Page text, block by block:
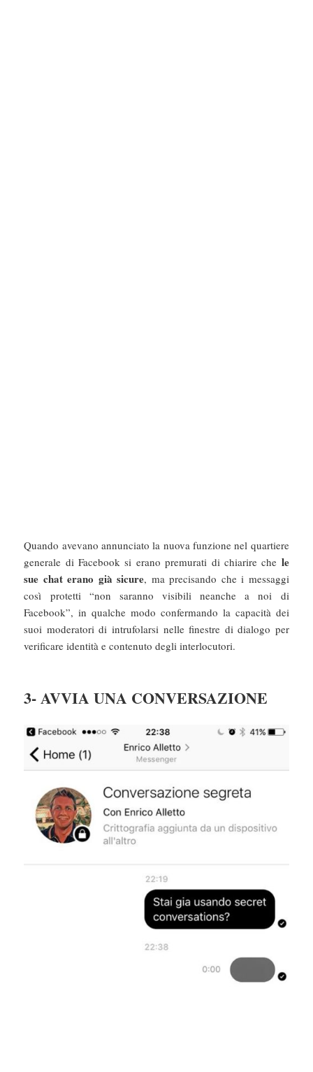
Quando avevano annunciato la nuova funzione nel quartiere
generale di Facebook si erano premurati di chiarire che le
sue chat erano già sicure, ma precisando che i messaggi
così protetti “non saranno visibili neanche a noi di
Facebook”, in qualche modo confermando la capacità dei
suoi moderatori di intrufolarsi nelle finestre di dialogo per
verificare identità e contenuto degli interlocutori.
3- AVVIA UNA CONVERSAZIONE